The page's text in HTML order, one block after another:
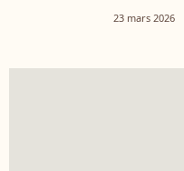
23 mars 2026